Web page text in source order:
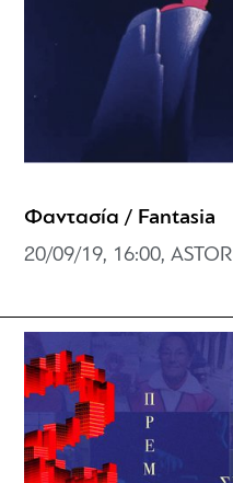
Φαντασία / Fantasia
20/09/19, 16:00, ASTOR